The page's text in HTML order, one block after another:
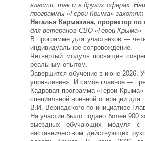
власти, так и в других сферах.
программы «Герои Крыма» захотят
Наталья Кармазина, проректор
для ветеранов СВО «Герои Крыма»
В программе для участников —
индивидуальное сопровождение.
Четвёртый модуль посвящен
реальным опытом.
Завершится обучение в июне 2026.
управление». И самое главное —
Кадровая программа «Герои
специальной военной операции
В.И. Вернадского по инициативе
На участие было подано более 900
выездных обучающих модуля с
наставничеством действующих